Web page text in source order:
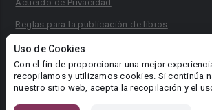
Uso de Cookies
Con el fin de proporcionar una mejor
recopilamos y utilizamos cookies. Si continúa
nuestro sitio web, acepta la recopilación y el
Acuerdo de Privacidad
Reglas para la publicación de libros
Área RR.PP.: pr@booknet.com
© 2026 Booknet. Todos los derechos